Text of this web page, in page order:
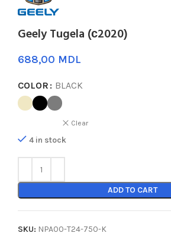
Geely Tugela (с2020)
MDL
COLOR BLACK
Clear
4 in stock
ADD TO CART
SKU: NPA00-T24-750-K